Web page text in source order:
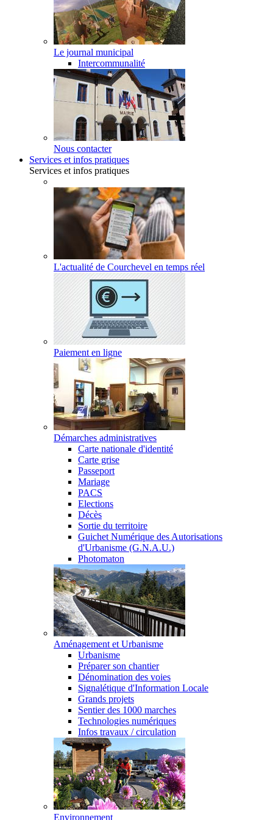
Le journal municipal
Intercommunalité
Nous contacter
Services et infos pratiques
Services et infos pratiques
L'actualité de Courchevel en temps réel
Paiement en ligne
Démarches administratives
Carte nationale d'identité
Carte grise
Passeport
Mariage
PACS
Elections
Décès
Sortie du territoire
Guichet Numérique des Autorisations
d'Urbanisme (G.N.A.U.)
Photomaton
Aménagement et Urbanisme
Urbanisme
Préparer son chantier
Dénomination des voies
Signalétique d'Information Locale
Grands projets
Sentier des 1000 marches
Technologies numériques
Infos travaux / circulation
Environnement